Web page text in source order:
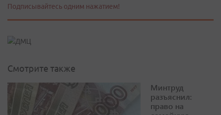
Подписывайтесь одним нажатием!
Смотрите также
Минтруд
разъяснил:
право на